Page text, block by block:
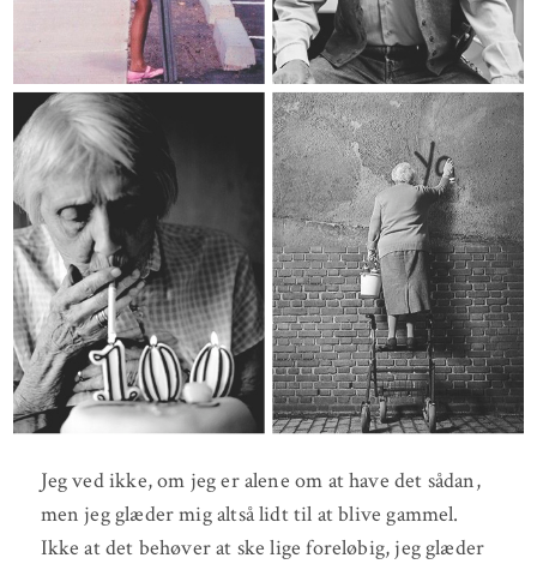
Jeg ved ikke, om jeg er alene om at have det sådan,
men jeg glæder mig altså lidt til at blive gammel.
Ikke at det behøver at ske lige foreløbig, jeg glæder